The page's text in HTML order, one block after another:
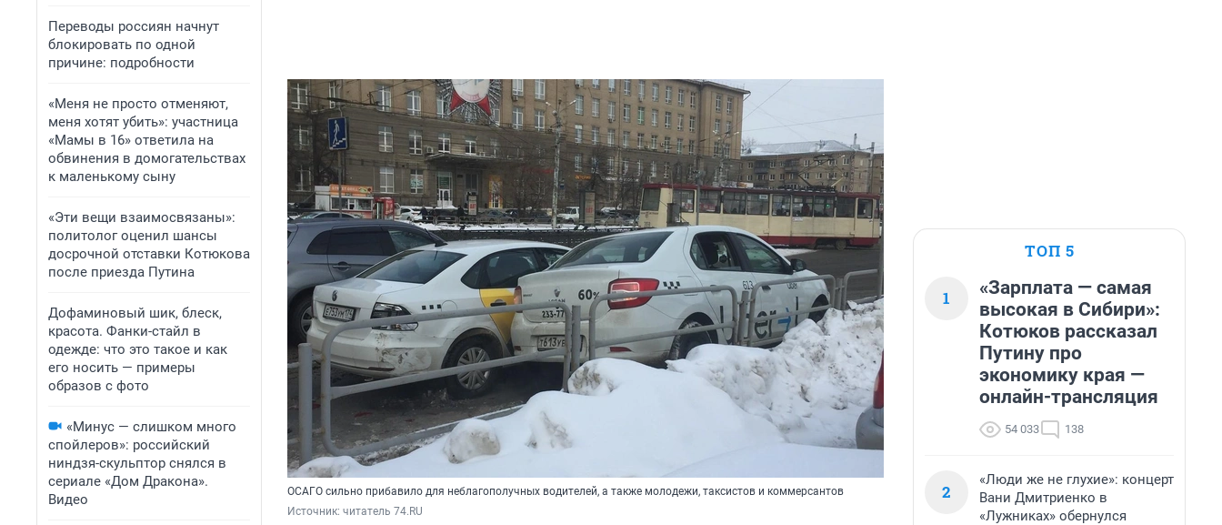
Переводы россиян начнут
блокировать по одной
причине: подробности
«Меня не просто отменяют,
меня хотят убить»: участница
«Мамы в 16» ответила на
обвинения в домогательствах
к маленькому сыну
«Эти вещи взаимосвязаны»:
политолог оценил шансы
досрочной отставки Котюкова
после приезда Путина
Дофаминовый шик, блеск,
красота. Фанки-стайл в
одежде: что это такое и как
его носить — примеры
образов с фото
«Минус — слишком много
спойлеров»: российский
ниндзя-скульптор снялся в
сериале «Дом Дракона».
Видео
ОСАГО сильно прибавило для неблагополучных водителей, а также молодежи, таксистов и коммерсантов
Источник: читатель 74.RU
ТОП 5
1
«Зарплата — самая
высокая в Сибири»:
Котюков рассказал
Путину про
экономику края —
онлайн-трансляция
54 033 138
2
«Люди же не глухие»: концерт
Вани Дмитриенко в
«Лужниках» обернулся